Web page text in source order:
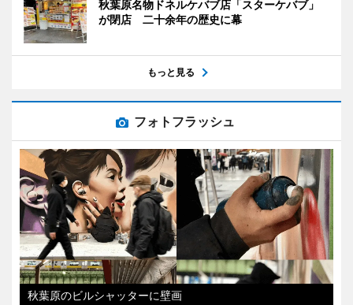
秋葉原名物ドネルケバブ店「スターケバブ」
が閉店 二十余年の歴史に幕
もっと見る
フォトフラッシュ
秋葉原のビルシャッターに壁画